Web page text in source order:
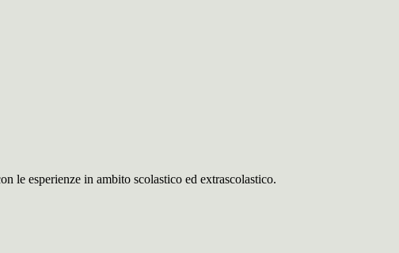
le esperienze in ambito scolastico ed extrascolastico.